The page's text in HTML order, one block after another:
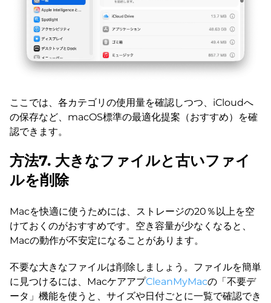
ここでは、各カテゴリの使用量を確認しつつ、iCloudへ
の保存など、macOS標準の最適化提案（おすすめ）を確
認できます。
方法7. 大きなファイルと古いファイ
ルを削除
Macを快適に使うためには、ストレージの20％以上を空
けておくのがおすすめです。空き容量が少なくなると、
Macの動作が不安定になることがあります。
不要な大きなファイルは削除しましょう。ファイルを簡単
に見つけるには、MacケアアプCleanMyMacの「不要デ
ータ」機能を使うと、サイズや日付ごとに一覧で確認でき